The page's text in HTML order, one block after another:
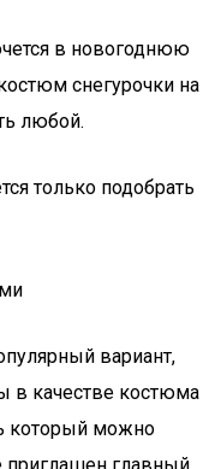
в новогоднюю
снегурочки на
любой.
только подобрать
вариант,
в качестве костюма
который можно